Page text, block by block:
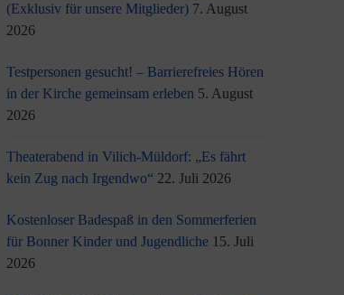
(Exklusiv für unsere Mitglieder) 7. August
2026
Testpersonen gesucht! – Barrierefreies Hören
in der Kirche gemeinsam erleben 5. August
2026
Theaterabend in Vilich-Müldorf: „Es fährt
kein Zug nach Irgendwo“ 22. Juli 2026
Kostenloser Badespaß in den Sommerferien
für Bonner Kinder und Jugendliche 15. Juli
2026